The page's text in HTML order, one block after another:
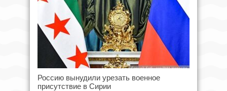
Россию вынудили урезать военное
присутствие в Сирии